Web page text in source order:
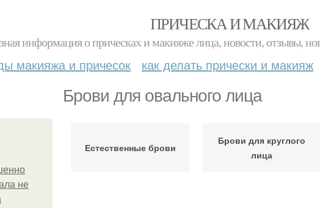
ПРИЧЕСКА И МАКИЯЖ
информация о прическах и макияже лица, новости, отзывы,
макияжа и причесок как делать прически и макияж
Брови для овального лица
не
Естественные брови
Брови для круглого
лица